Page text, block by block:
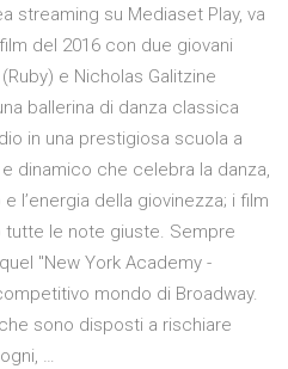
streaming su Mediaset Play, va
del 2016 con due giovani
e Nicholas Galitzine
ballerina di danza classica
in una prestigiosa scuola a
dinamico che celebra la danza,
l’energia della giovinezza; i film
tutte le note giuste. Sempre
"New York Academy -
mondo di Broadway.
sono disposti a rischiare
…